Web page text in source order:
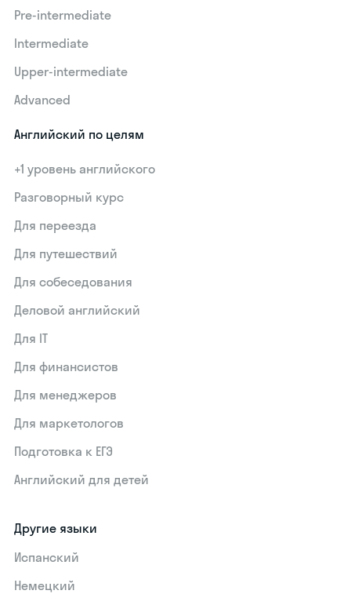
Pre-intermediate
Intermediate
Upper-intermediate
Advanced
Английский по целям
+1 уровень английского
Разговорный курс
Для переезда
Для путешествий
Для собеседования
Деловой английский
Для IT
Для финансистов
Для менеджеров
Для маркетологов
Подготовка к ЕГЭ
Английский для детей
Другие языки
Испанский
Немецкий